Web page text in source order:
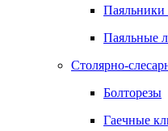
Паяльники
Паяльные
Столярно-
Болторезы
Гаечные